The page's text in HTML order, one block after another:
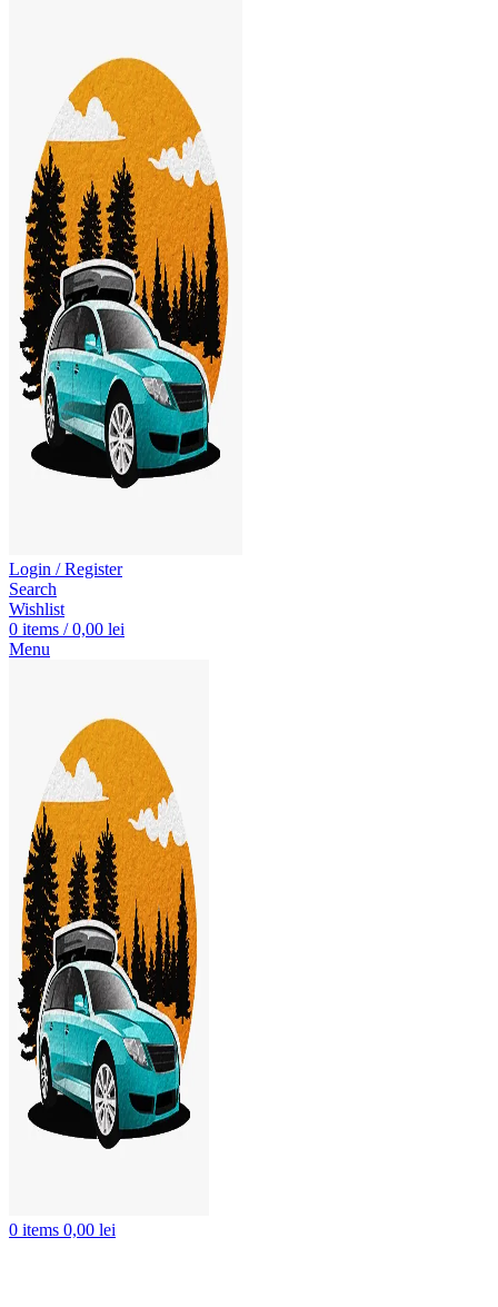
Login / Register
Search
Wishlist
0 items / 0,00 lei
Menu
0 items 0,00 lei